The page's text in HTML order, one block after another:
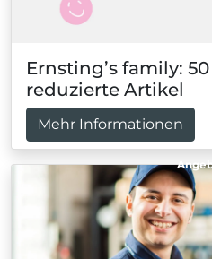
Ernsting’s family:
reduzierte Artikel
Mehr Informationen